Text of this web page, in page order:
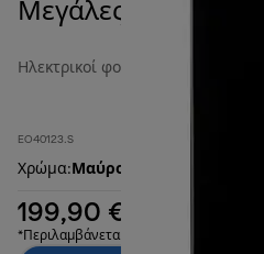
Μεγάλες
Ηλεκτρικοί φούρνοι μεγάλων
EO40123.S
Χρώμα: Μαύρο
199,90 €
*Περιλαμβάνεται ΦΠΑ